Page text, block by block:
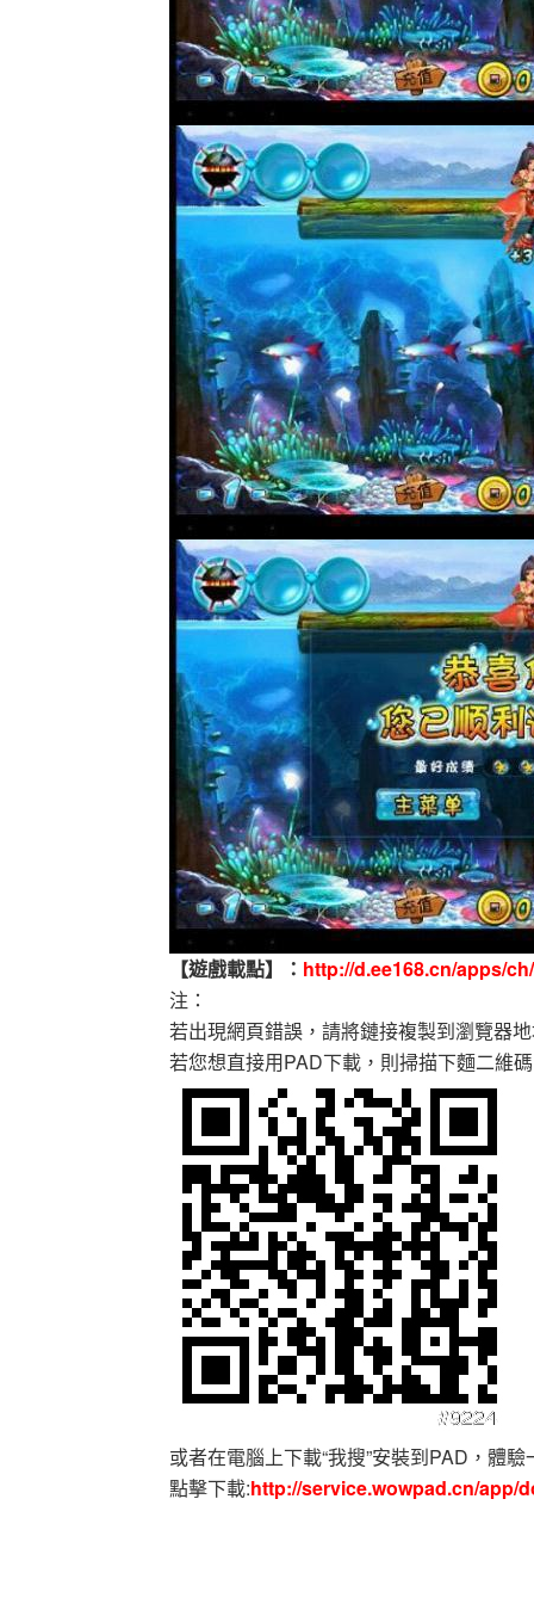
【遊戲載點】： http://d.ee168.cn/apps/
注：
若出現網頁錯誤，請將鏈接複製到瀏覽器
若您想直接用PAD下載，則掃描下麵二維
或者在電腦上下載“我搜”安裝到PAD，體
點擊下載:http://service.wowpad.cn/app/